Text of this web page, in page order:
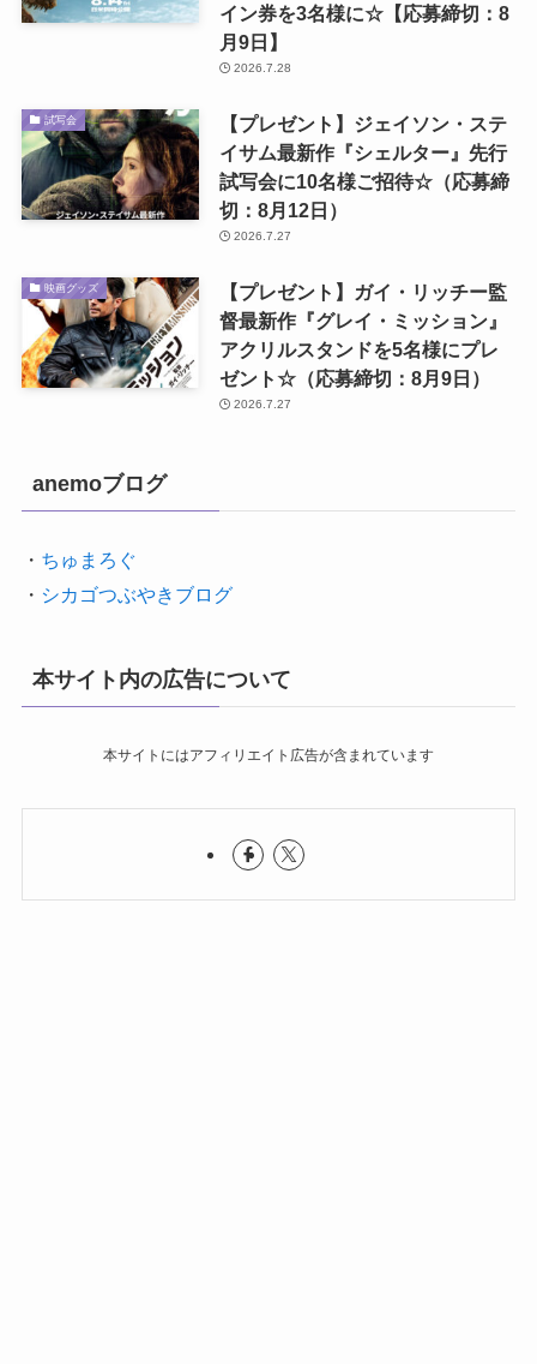
イン券を3名様に☆【応募締切：8
月9日】
2026.7.28
試写会
【プレゼント】ジェイソン・ステ
イサム最新作『シェルター』先行
試写会に10名様ご招待☆（応募締
切：8月12日）
2026.7.27
映画グッズ
【プレゼント】ガイ・リッチー監
督最新作『グレイ・ミッション』
アクリルスタンドを5名様にプレ
ゼント☆（応募締切：8月9日）
2026.7.27
anemoブログ
・ ちゅまろぐ
・ シカゴつぶやきブログ
本サイト内の広告について
本サイトにはアフィリエイト広告が含まれています